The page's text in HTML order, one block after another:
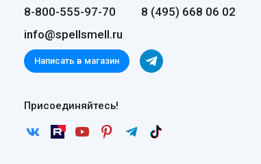
8-800-555-97-70
8 (495) 668 06 02
info@spellsmell.ru
Написать в магазин
Присоединяйтесь!